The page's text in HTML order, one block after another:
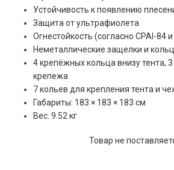
Устойчивость к появлению
Защита от ультрафиолета
Огнестойкость (согласно CPAI-84
Неметаллические защелки и
4 крепёжных кольца внизу тента,
крепежа
7 кольев для крепления тента и
Габариты: 183 × 183 × 183 см
Вес: 9.52 кг
Товар не